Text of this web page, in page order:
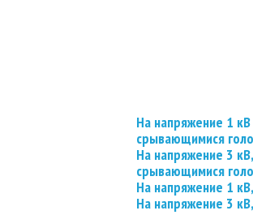
На напряжение 1
срывающимися
На напряжение 3
срывающимися
На напряжение 1
На напряжение 3